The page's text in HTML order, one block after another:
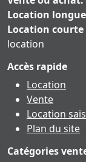
Location
Location courte
location
Accès rapide
Location
Vente
Location
Plan du site
Catégories